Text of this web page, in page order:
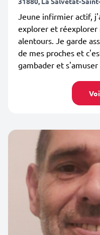
Jeune infirmier actif,
explorer et réexplorer
alentours. Je garde
de mes proches et
gambader et s'amuser